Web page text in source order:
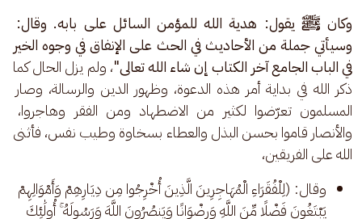
وكان ﷺ يقول: هدية الله للمؤمن السائل على بابه. وقال:
وسيأتي جملة من الأحاديث في الحث على الإنفاق في وجوه الخير
في الباب الجامع آخر الكتاب إن شاء الله تعالى"، ولم يزل الحال كما
ذكر الله في بداية أمر هذه الدعوة، وظهور الدين والرسالة، وصار
المسلمون تعرّضوا لكثير من الاضطهاد ومن الفقر وهاجروا،
والأنصار قاموا بحسن البذل والعطاء بسخاوة وطيب نفس، فأثنى
الله على الفريقين،
وقال: (لِلْفُقَرَاءِ الْمُهَاجِرِينَ الَّذِينَ أُخْرِجُوا مِن دِيَارِهِمْ وَأَمْوَالِهِمْ
يَبْتَغُونَ فَضْلًا مِّنَ اللَّهِ وَرِضْوَانًا وَيَنصُرُونَ اللَّهَ وَرَسُولَهُ ۚ أُولَٰئِكَ